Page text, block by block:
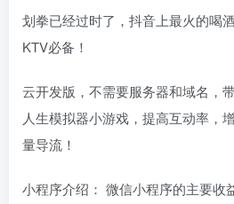
划拳已经过时了，抖音上最火的喝
KTV必备！
云开发版，不需要服务器和域名，
人生模拟器小游戏，提高互动率，
量导流！
小程序介绍： 微信小程序的主要收